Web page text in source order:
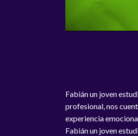
Fabián un joven
profesional, nos
experiencia
Fabián un joven